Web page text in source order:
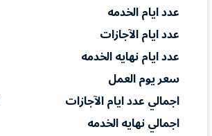
عدد ايام الخدمه
عدد ايام الآجازات
عدد ايام نهايه الخدمه
سعر يوم العمل
اجمالي عدد ايام الآجازات
اجمالي نهايه الخدمه